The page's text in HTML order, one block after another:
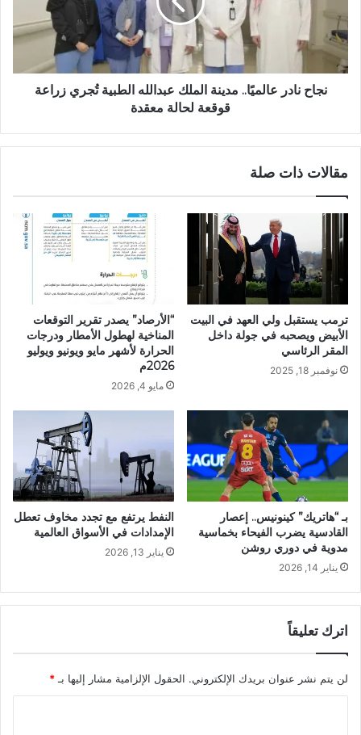
نجاح نادر عالميًا.. مدينة الملك عبدالله الطبية تُجري زراعة
قوقعة لحالة معقدة
مقالات ذات صلة
ترمب يستقبل ولي العهد في البيت
الأبيض ويصحبه في جولة داخل
المقر الرئاسي
نوفمبر 18, 2025
“الأرصاد” يصدر تقرير التوقعات
المناخية لهطول الأمطار ودرجات
الحرارة لأشهر مايو ويونيو ويوليو
2026م
مايو 4, 2026
بـ “هاتريك” كينونيس.. إعصار
القادسية يضرب الفيحاء بخماسية
مدوية في دوري روشن
يناير 14, 2026
النفط يرتفع مع تجدد مخاوف تعطل
الإمدادات في الأسواق العالمية
يناير 13, 2026
اترك تعليقاً
لن يتم نشر عنوان بريدك الإلكتروني. الحقول الإلزامية مشار إليها بـ *